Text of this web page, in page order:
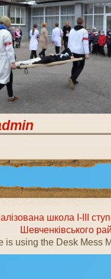
школа І-ІІІ
Шевченківського
is using the Desk Mess